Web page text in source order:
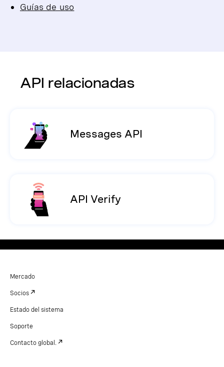
Guías de uso
API relacionadas
Messages API
API Verify
Mercado
Socios
Estado del sistema
Soporte
Contacto global.